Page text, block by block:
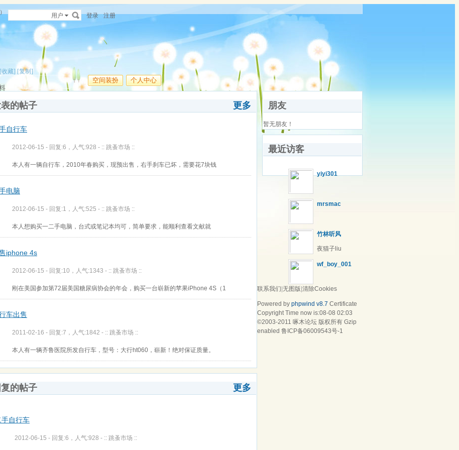
用户 登录 注册
[收藏] [复制]
空间装扮 个人中心
更多
的帖子
自行车
2012-06-15 - 回复:6，人气:928 - :: 跳蚤市场 ::
本人有一辆自行车，2010年春购买，现预出售，右手刹车已坏，需要花7块钱
电脑
2012-06-15 - 回复:1，人气:525 - :: 跳蚤市场 ::
本人想购买一二手电脑，台式或笔记本均可，简单要求，能顺利查看文献就
iphone 4s
2012-06-15 - 回复:10，人气:1343 - :: 跳蚤市场 ::
刚在美国参加第72届美国糖尿病协会的年会，购买一台崭新的苹果iPhone 4S（1
车出售
2011-02-16 - 回复:7，人气:1842 - :: 跳蚤市场 ::
本人有一辆齐鲁医院所发自行车，型号：大行ht060，崭新！绝对保证质量。
更多
复的帖子
手自行车
2012-06-15 - 回复:6，人气:928 - :: 跳蚤市场 ::
朋友
暂无朋友！
最近访客
yiyi301
mrsmac
竹林听风
夜猫子liu
wf_boy_001
联系我们|无图版|清除Cookies
Powered by phpwind v8.7 Certificate
Copyright Time now is:08-08 02:03
©2003-2011 啄木论坛 版权所有 Gzip
enabled 鲁ICP备06009543号-1